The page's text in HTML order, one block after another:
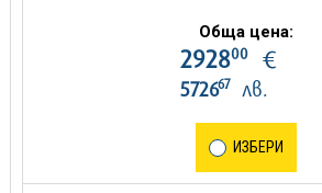
Обща цена:
292800€
572667лв.
ИЗБЕРИ